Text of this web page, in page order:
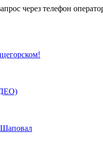
через телефон
Шаповал